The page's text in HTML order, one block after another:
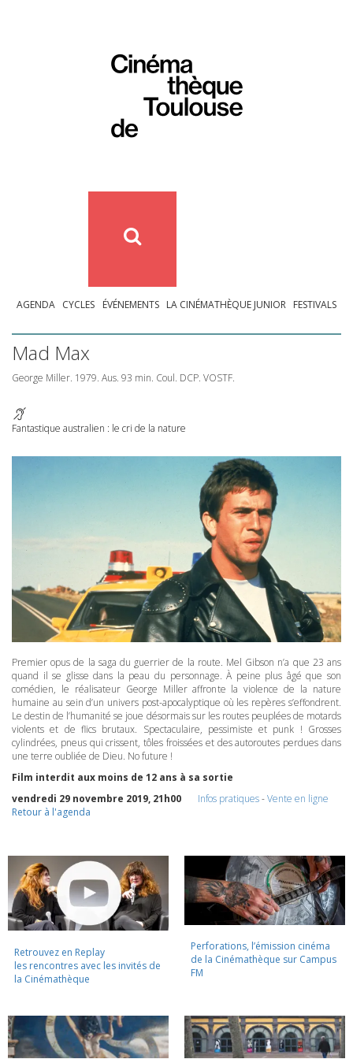
AGENDA CYCLES ÉVÉNEMENTS LA CINÉMATHÈQUE JUNIOR FESTIVALS
Mad Max
George Miller. 1979. Aus. 93 min. Coul. DCP. VOSTF.
Fantastique australien : le cri de la nature
Premier opus de la saga du guerrier de la route. Mel Gibson n’a que 23 ans
quand il se glisse dans la peau du personnage. À peine plus âgé que son
comédien, le réalisateur George Miller affronte la violence de la nature
humaine au sein d’un univers post-apocalyptique où les repères s’effondrent.
Le destin de l’humanité se joue désormais sur les routes peuplées de motards
violents et de flics brutaux. Spectaculaire, pessimiste et punk ! Grosses
cylindrées, pneus qui crissent, tôles froissées et des autoroutes perdues dans
une terre oubliée de Dieu. No future !
Film interdit aux moins de 12 ans à sa sortie
vendredi 29 novembre 2019, 21h00
Infos pratiques-Vente en ligne
Retour à l'agenda
Retrouvez en Replay
les rencontres avec les invités de
la Cinémathèque
Perforations, l’émission cinéma
de la Cinémathèque sur Campus
FM